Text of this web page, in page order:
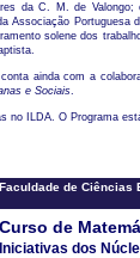
da C. M. de
Associação Portuguesa
solene dos
ainda com a
e Sociais.
no ILDA. O Programa
de Ciências
Curso de
dos